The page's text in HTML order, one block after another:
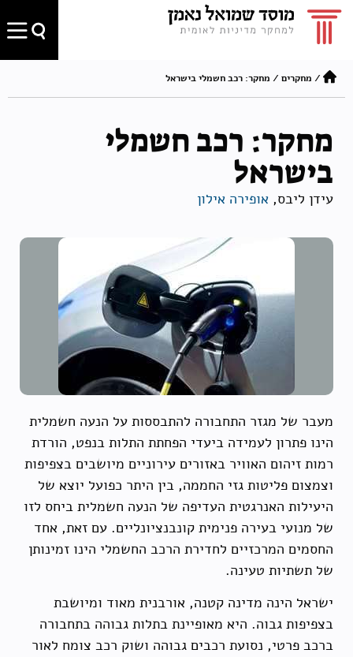
/ מחקרים / מחקר: רכב חשמלי בישראל
מחקר: רכב חשמלי
בישראל
עידן ליבס, אופירה אילון
מעבר של מגזר התחבורה להתבססות על הנעה חשמלית
הינו פתרון לעמידה ביעדי הפחתת התלות בנפט, הורדת
רמות זיהום האוויר באזורים עירוניים מיושבים בצפיפות
וצמצום פליטות גזי החממה, בין היתר כפועל יוצא של
היעילות האנרגטית העדיפה של הנעה חשמלית ביחס לזו
של מנועי בעירה פנימית קונבנציונליים. עם זאת, אחד
החסמים המרכזיים לחדירת הרכב החשמלי הינו זמינותן
של תשתיות טעינה.
ישראל הינה מדינה קטנה, אורבנית מאוד ומיושבת
בצפיפות גבוה. היא מאופיינת בתלות גבוהה בתחבורה
ברכב פרטי, נסועת רכבים גבוהה ושוק רכב צומח לאור